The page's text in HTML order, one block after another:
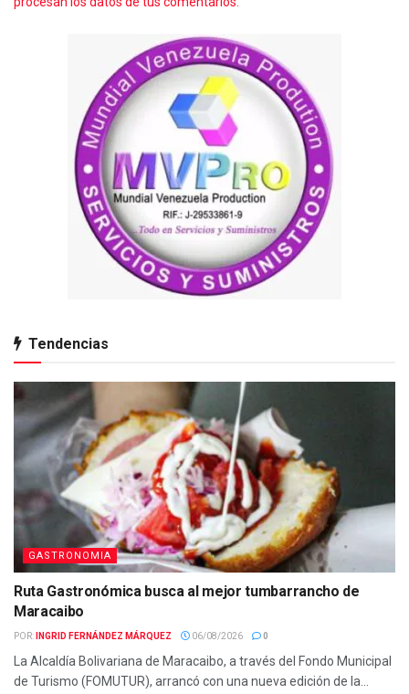
Tendencias
GASTRONOMIA
Ruta Gastronómica busca al mejor tumbarrancho de
Maracaibo
POR: INGRID FERNÁNDEZ MÁRQUEZ 06/08/2026 0
La Alcaldía Bolivariana de Maracaibo, a través del Fondo Municipal
de Turismo (FOMUTUR), arrancó con una nueva edición de la...